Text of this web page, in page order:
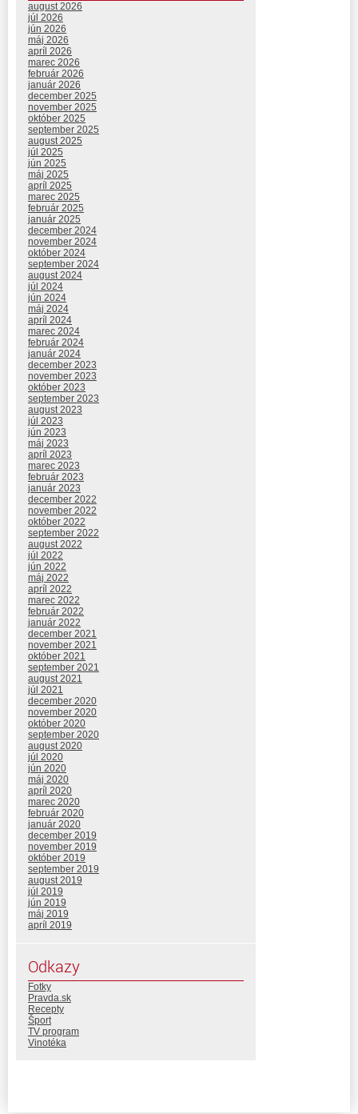
august 2026
júl 2026
jún 2026
máj 2026
apríl 2026
marec 2026
február 2026
január 2026
december 2025
november 2025
október 2025
september 2025
august 2025
júl 2025
jún 2025
máj 2025
apríl 2025
marec 2025
február 2025
január 2025
december 2024
november 2024
október 2024
september 2024
august 2024
júl 2024
jún 2024
máj 2024
apríl 2024
marec 2024
február 2024
január 2024
december 2023
november 2023
október 2023
september 2023
august 2023
júl 2023
jún 2023
máj 2023
apríl 2023
marec 2023
február 2023
január 2023
december 2022
november 2022
október 2022
september 2022
august 2022
júl 2022
jún 2022
máj 2022
apríl 2022
marec 2022
február 2022
január 2022
december 2021
november 2021
október 2021
september 2021
august 2021
júl 2021
december 2020
november 2020
október 2020
september 2020
august 2020
júl 2020
jún 2020
máj 2020
apríl 2020
marec 2020
február 2020
január 2020
december 2019
november 2019
október 2019
september 2019
august 2019
júl 2019
jún 2019
máj 2019
apríl 2019
Odkazy
Fotky
Pravda.sk
Recepty
Šport
TV program
Vinotéka